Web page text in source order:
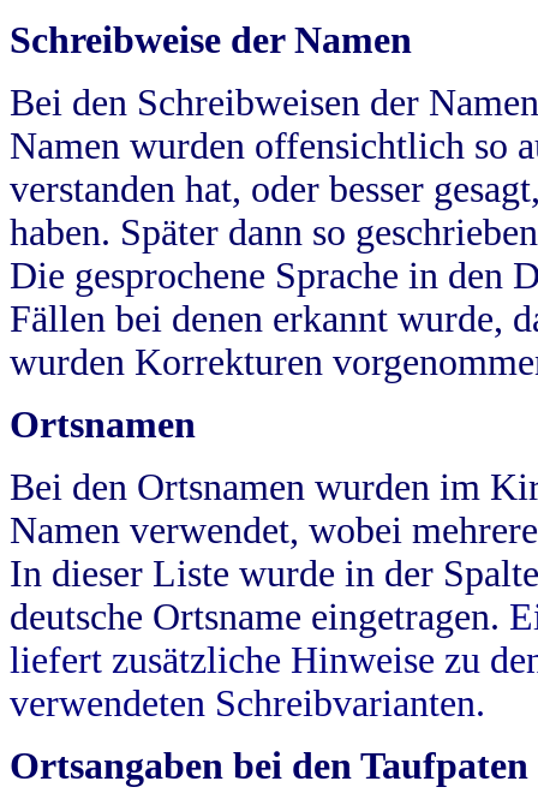
Schreibweise der Namen
Bei den Schreibweisen der
Namen wurden offensichtlich so
verstanden hat, oder besser
haben. Später dann so
Die gesprochene Sprache in
Fällen bei denen erkannt wurde,
wurden Korrekturen
Ortsnamen
Bei den Ortsnamen wurden im
Namen verwendet, wobei
In dieser Liste wurde in der
deutsche Ortsname eingetragen.
liefert zusätzliche Hinweise zu
verwendeten Schreibvarianten.
Ortsangaben bei den Taufpaten